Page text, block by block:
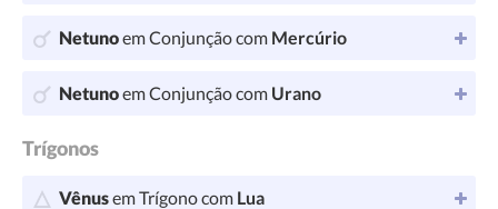
Netunoem Conjunção com Mercúrio
Netunoem Conjunção com Urano
Trígonos
Vênusem Trígono com Lua